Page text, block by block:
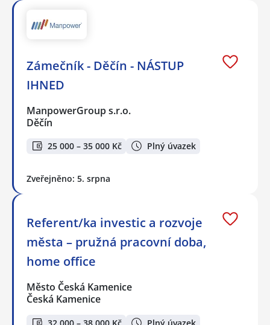
Zámečník - Děčín - NÁSTUP
IHNED
ManpowerGroup s.r.o.
Děčín
25 000 – 35 000 Kč Plný úvazek
Zveřejněno: 5. srpna
Referent/ka investic a rozvoje
města – pružná pracovní doba,
home office
Město Česká Kamenice
Česká Kamenice
32 000 – 38 000 Kč Plný úvazek